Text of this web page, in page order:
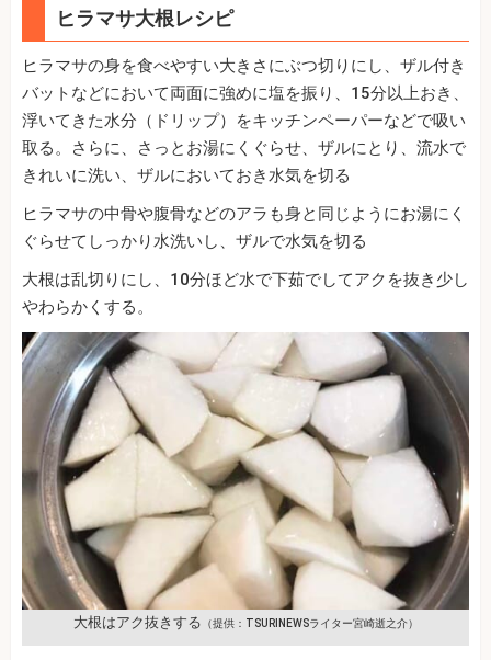
ヒラマサ大根レシピ
ヒラマサの身を食べやすい大きさにぶつ切りにし、ザル付き
バットなどにおいて両面に強めに塩を振り、15分以上おき、
浮いてきた水分（ドリップ）をキッチンペーパーなどで吸い
取る。さらに、さっとお湯にくぐらせ、ザルにとり、流水で
きれいに洗い、ザルにおいておき水気を切る
ヒラマサの中骨や腹骨などのアラも身と同じようにお湯にく
ぐらせてしっかり水洗いし、ザルで水気を切る
大根は乱切りにし、10分ほど水で下茹でしてアクを抜き少し
やわらかくする。
大根はアク抜きする （提供：TSURINEWSライター宮崎逝之介）